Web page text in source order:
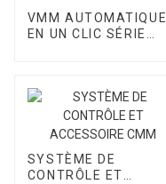
VMM AUTOMATIQUE
EN UN CLIC SÉRIE
SYSTÈME DE
CONTRÔLE ET